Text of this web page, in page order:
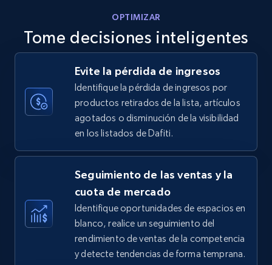
using sku numbers
URL, Final price, Sku, Currency, Gtin,
Specifications, Image urls, Top reviews, and
5.6K+ 876+ Comenzar ahora
TikTok Shop
URL, Title, Available, Description, Currency, Initial
price, Final price, Discount percent, and more.
OPTIMIZAR
Tome decisiones inteligentes
Evite la pérdida de ingresos
Identifique la pérdida de ingresos por
productos retirados de la lista, artículos
agotados o disminución de la visibilidad
en los listados de Dafiti.
Seguimiento de las ventas y la
cuota de mercado
Identifique oportunidades de espacios en
blanco, realice un seguimiento del
rendimiento de ventas de la competencia
y detecte tendencias de forma temprana.